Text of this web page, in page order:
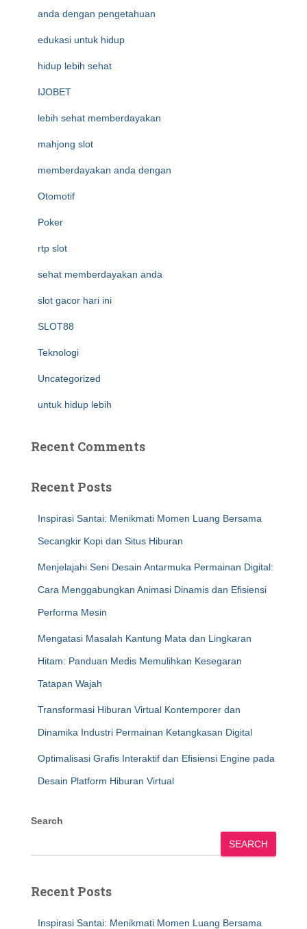
anda dengan pengetahuan
edukasi untuk hidup
hidup lebih sehat
IJOBET
lebih sehat memberdayakan
mahjong slot
memberdayakan anda dengan
Otomotif
Poker
rtp slot
sehat memberdayakan anda
slot gacor hari ini
SLOT88
Teknologi
Uncategorized
untuk hidup lebih
Recent Comments
Recent Posts
Inspirasi Santai: Menikmati Momen Luang Bersama
Secangkir Kopi dan Situs Hiburan
Menjelajahi Seni Desain Antarmuka Permainan Digital:
Cara Menggabungkan Animasi Dinamis dan Efisiensi
Performa Mesin
Mengatasi Masalah Kantung Mata dan Lingkaran
Hitam: Panduan Medis Memulihkan Kesegaran
Tatapan Wajah
Transformasi Hiburan Virtual Kontemporer dan
Dinamika Industri Permainan Ketangkasan Digital
Optimalisasi Grafis Interaktif dan Efisiensi Engine pada
Desain Platform Hiburan Virtual
Search
SEARCH
Recent Posts
Inspirasi Santai: Menikmati Momen Luang Bersama